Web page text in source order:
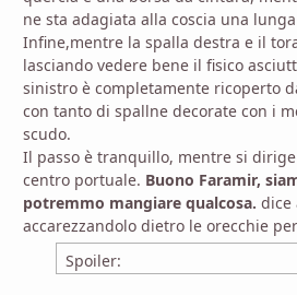
ne sta adagiata alla coscia una
Infine,mentre la spalla destra e il
lasciando vedere bene il fisico
sinistro è completamente ricoperto
con tanto di spallne decorate con i
scudo.
Il passo è tranquillo, mentre si dirige
centro portuale. Buono Faramir,
potremmo mangiare qualcosa. dice
accarezzandolo dietro le orecchie
Spoiler: